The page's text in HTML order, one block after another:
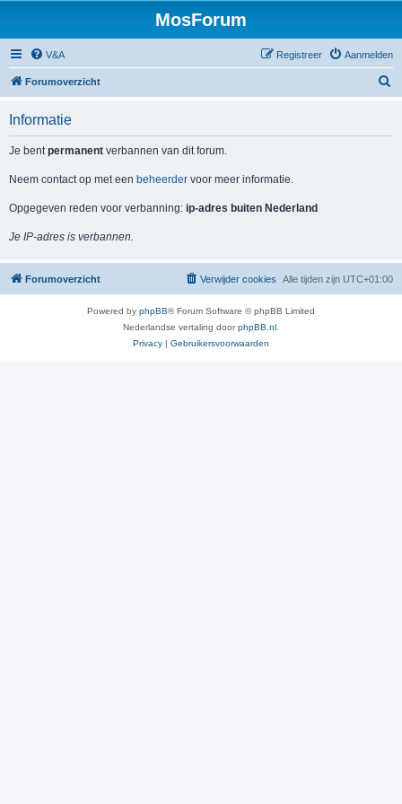
MosForum
V&A Aanmelden
Registreer
Forumoverzicht
Informatie
Je bentpermanent verbannen van dit forum.
Neem contact op met een beheerder voor meer informatie.
Opgegeven reden voor verbanning: ip-adres buiten Nederland
Je IP-adres is verbannen.
Forumoverzicht Alle tijden zijn UTC+01:00
Verwijder cookies
Powered by phpBB® Forum Software © phpBB Limited
Nederlandse vertaling doorphpBB.nl
Privacy | Gebruikersvoorwaarden